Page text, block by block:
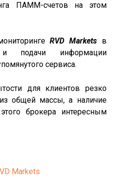
ПАММ-счетов на этом
RVD Marketsв
подачи информации
сервиса.
для клиентов резко
общей массы, а наличие
брокера интересным
Markets